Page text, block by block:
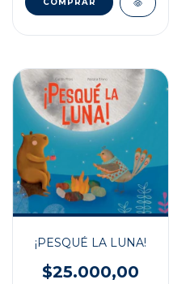
¡PESQUÉ LA LUNA!
$25.000,00